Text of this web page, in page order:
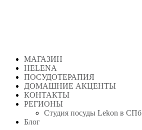
МАГАЗИН
HELENA
ПОСУДОТЕРАПИЯ
ДОМАШНИЕ АКЦЕНТЫ
КОНТАКТЫ
РЕГИОНЫ
Студия посуды Lekon в СПб
Блог